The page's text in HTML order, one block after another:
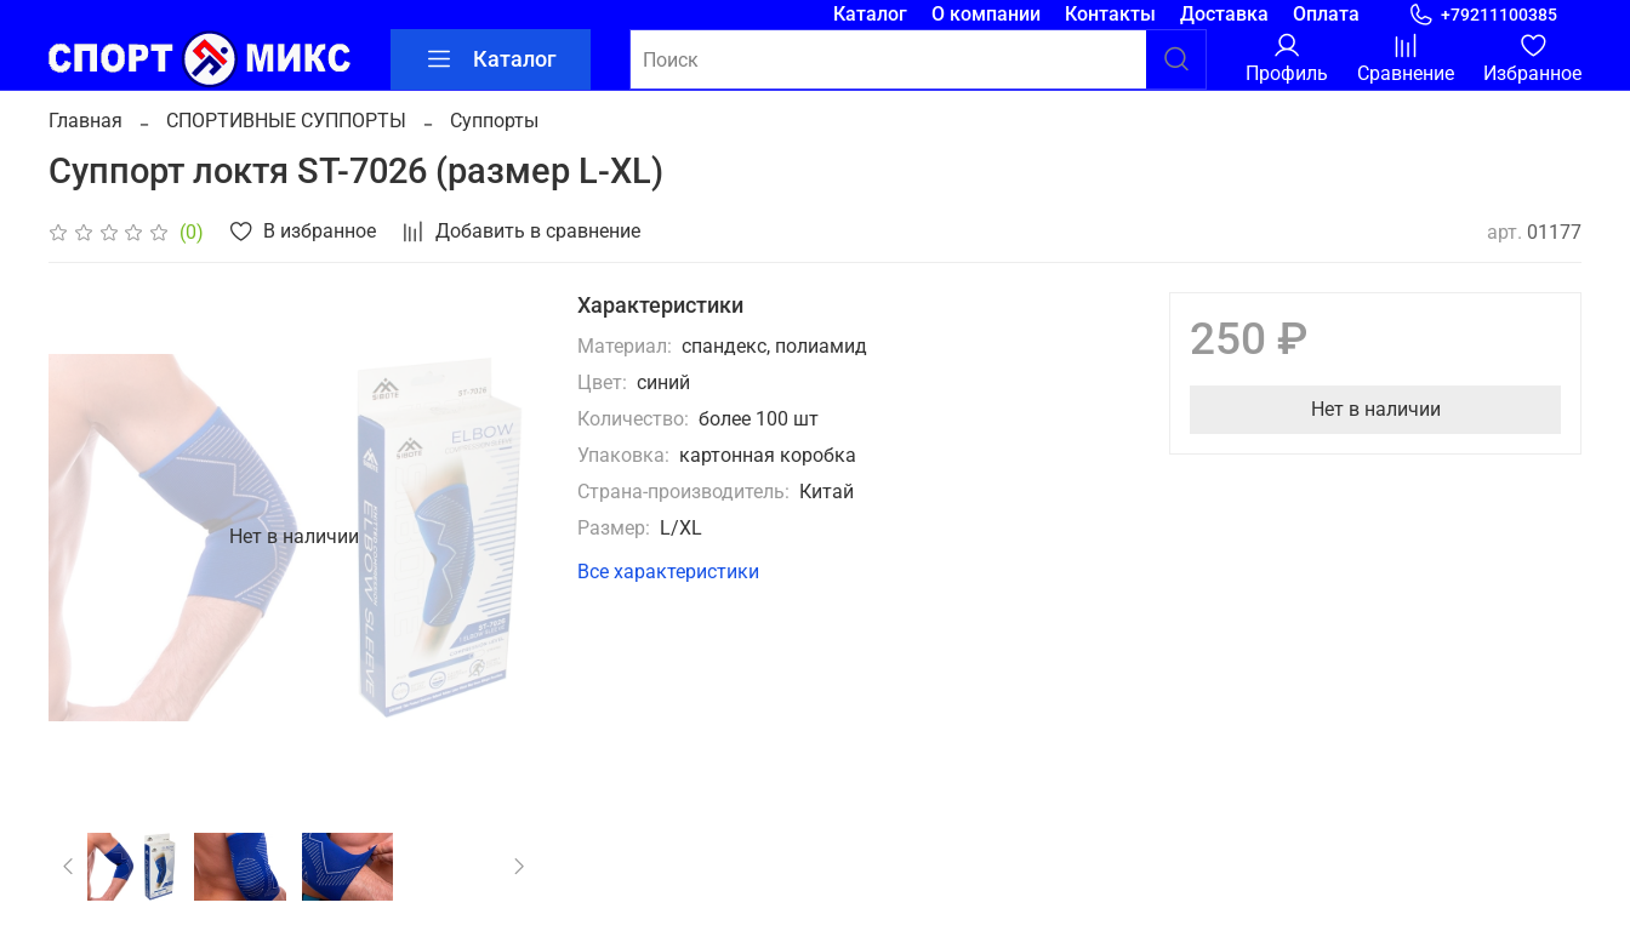
Каталог О компании Контакты Доставка Оплата +79211100385
Каталог
Профиль Сравнение Избранное
Главная СПОРТИВНЫЕ СУППОРТЫ Суппорты
Суппорт локтя ST-7026 (размер L-XL)
(0) В избранное Добавить в сравнение арт. 01177
Нет в наличии
Характеристики
Материал: спандекс, полиамид
Цвет: синий
Количество: более 100 шт
Упаковка: картонная коробка
Страна-производитель: Китай
Размер: L/XL
Все характеристики
250 ₽
Нет в наличии